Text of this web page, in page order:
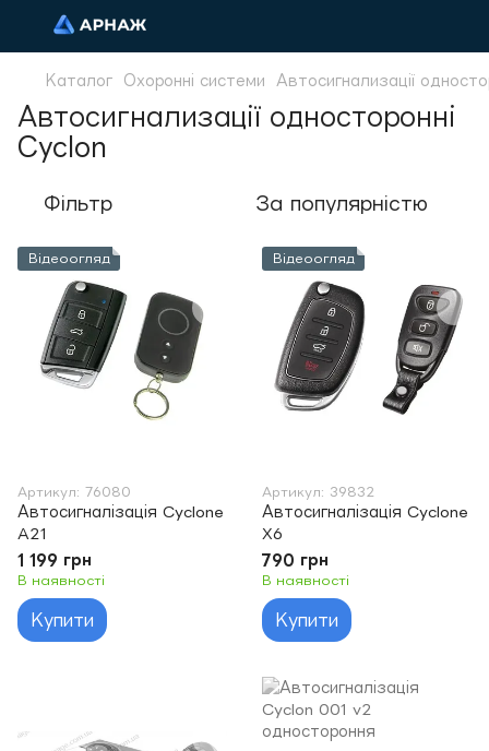
Каталог Охоронні системи Автосигнализації
Автосигнализації односторонні
Cyclon
Фільтр За популярністю
Відеоогляд
Артикул: 76080
Автосигналізація Cyclone
A21
1 199 грн
В наявності
Купити
Відеоогляд
Артикул: 39832
Автосигналізація Cyclone
X6
790 грн
В наявності
Купити